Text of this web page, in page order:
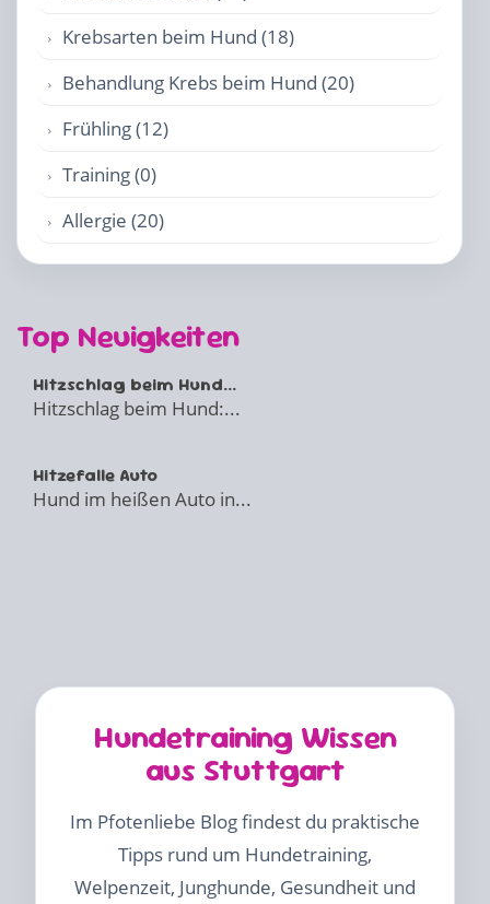
Krebsarten beim Hund (18)
Behandlung Krebs beim Hund (20)
Frühling (12)
Training (0)
Allergie (20)
Top Neuigkeiten
Hitzschlag beim Hund...
Hitzschlag beim Hund:...
Hitzefalle Auto
Hund im heißen Auto in...
Hundetraining Wissen
aus Stuttgart
Im Pfotenliebe Blog findest du praktische
Tipps rund um Hundetraining,
Welpenzeit, Junghunde, Gesundheit und